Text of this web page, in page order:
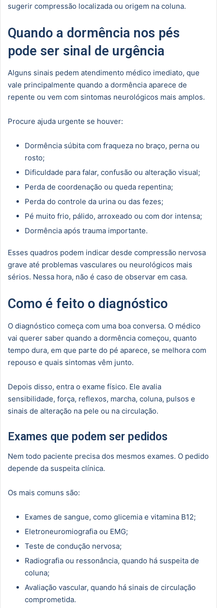
sugerir compressão localizada ou origem na coluna.
Quando a dormência nos pés
pode ser sinal de urgência
Alguns sinais pedem atendimento médico imediato, que
vale principalmente quando a dormência aparece de
repente ou vem com sintomas neurológicos mais amplos.
Procure ajuda urgente se houver:
Dormência súbita com fraqueza no braço, perna ou
rosto;
Dificuldade para falar, confusão ou alteração visual;
Perda de coordenação ou queda repentina;
Perda do controle da urina ou das fezes;
Pé muito frio, pálido, arroxeado ou com dor intensa;
Dormência após trauma importante.
Esses quadros podem indicar desde compressão nervosa
grave até problemas vasculares ou neurológicos mais
sérios. Nessa hora, não é caso de observar em casa.
Como é feito o diagnóstico
O diagnóstico começa com uma boa conversa. O médico
vai querer saber quando a dormência começou, quanto
tempo dura, em que parte do pé aparece, se melhora com
repouso e quais sintomas vêm junto.
Depois disso, entra o exame físico. Ele avalia
sensibilidade, força, reflexos, marcha, coluna, pulsos e
sinais de alteração na pele ou na circulação.
Exames que podem ser pedidos
Nem todo paciente precisa dos mesmos exames. O pedido
depende da suspeita clínica.
Os mais comuns são:
Exames de sangue, como glicemia e vitamina B12;
Eletroneuromiografia ou EMG;
Teste de condução nervosa;
Radiografia ou ressonância, quando há suspeita de
coluna;
Avaliação vascular, quando há sinais de circulação
comprometida.